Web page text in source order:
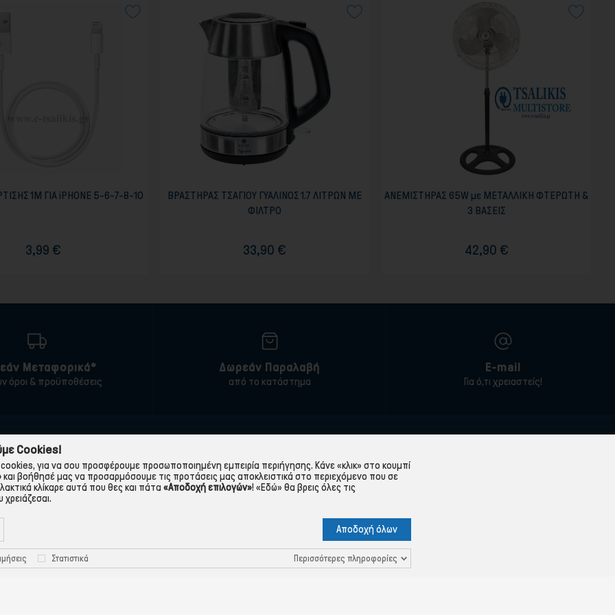
1M ΓΙΑ iPHONE 5-6-7-8-10
3,99 €
ΒΡΑΣΤΗΡΑΣ ΤΣΑΓΙΟΥ ΓΥΑΛΙΝΟΣ 1.7 ΛΙΤΡΩΝ ΜΕ
ΦΙΛΤΡΟ
33,90 €
ΑΝΕΜΙΣΤΗΡΑΣ 65W με ΜΕΤΑΛΛΙΚΗ ΦΤΕΡΩΤΗ &
3 ΒΑΣΕΙΣ
42,90 €
Μεταφορικά*
όροι & προϋποθέσεις
Δωρεάν Παραλαβή
από το κατάστημα
E-mail
Για ό,τι χρειαστείς!
εταιρεία
Χρήσης
Πληρωμής-Τράπεζες
Τρόποι Παραγγελίας
Πολιτική Απορρήτου
Προστασία Προσωπικών Δεδομένων
Cookies!
για να σου προσφέρουμε προσωποποιημένη εμπειρία περιήγησης. Κάνε «κλικ» στο κουμπί
και βοήθησέ μας να προσαρμόσουμε τις προτάσεις μας αποκλειστικά στο περιεχόμενο που σε
κλίκαρε αυτά που θες και πάτα «Αποδοχή επιλογών»! «Εδώ» θα βρεις όλες τις
Αποδοχή όλων
Στατιστικά Περισσότερες πληροφορίες